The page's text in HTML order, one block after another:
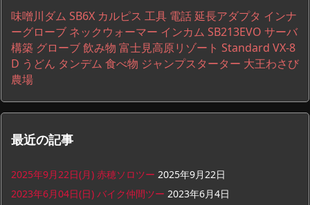
味噌川ダム SB6X カルピス 工具 電話延長アダプタ インナ
ーグローブ ネックウォーマー インカム SB213EVO サーバ
構築 グローブ飲み物 富士見高原リゾート Standard VX-8
D うどん タンデム 食べ物 ジャンプスターター 大王わさび
農場
最近の記事
2025年9月22日(月) 赤穂ソロツー 2025年9月22日
2023年6月04日(日) バイク仲間ツー 2023年6月4日